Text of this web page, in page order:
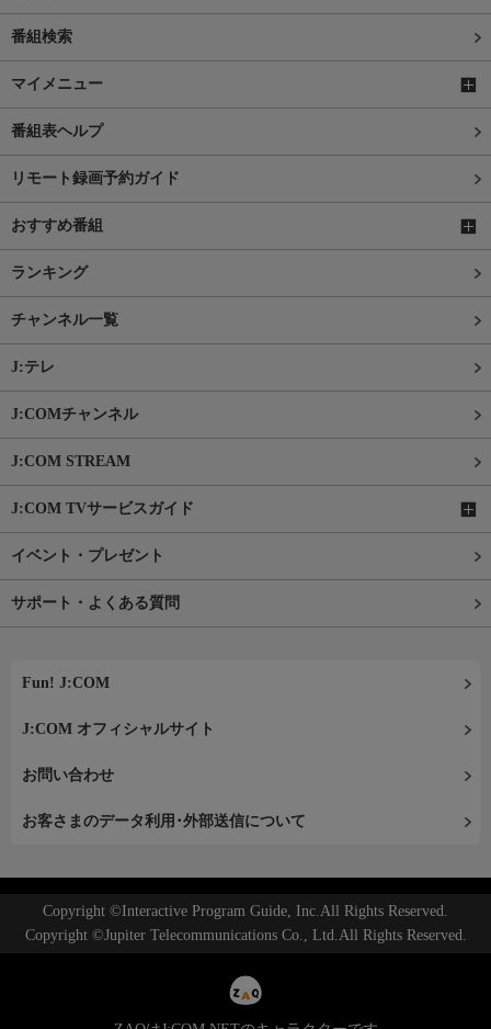
番組検索
マイメニュー
番組表ヘルプ
リモート録画予約ガイド
おすすめ番組
ランキング
チャンネル一覧
J:テレ
J:COMチャンネル
J:COM STREAM
J:COM TVサービスガイド
イベント・プレゼント
サポート・よくある質問
Fun! J:COM
J:COM オフィシャルサイト
お問い合わせ
お客さまのデータ利用･外部送信について
Copyright ©Interactive Program Guide, Inc.All Rights Reserved.
Copyright ©Jupiter Telecommunications Co., Ltd.All Rights Reserved.